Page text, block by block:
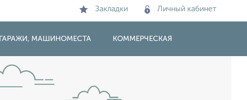
Закладки Личный кабинет
ГАРАЖИ, МАШИНОМЕСТА КОММЕРЧЕСКАЯ